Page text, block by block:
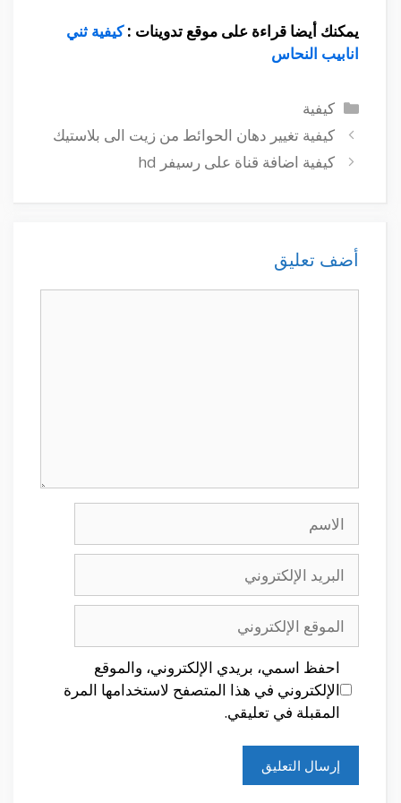
يمكنك أيضا قراءة على موقع تدوينات :كيفية ثني
انابيب النحاس
التصنيفات
كيفية
كيفية تغيير دهان الحوائط من زيت الى بلاستيك
كيفية اضافة قناة على رسيفر hd
أضف تعليق
الإلكتروني
الإلكتروني
احفظ اسمي، بريدي الإلكتروني، والموقع
الإلكتروني في هذا المتصفح لاستخدامها المرة
المقبلة في تعليقي.